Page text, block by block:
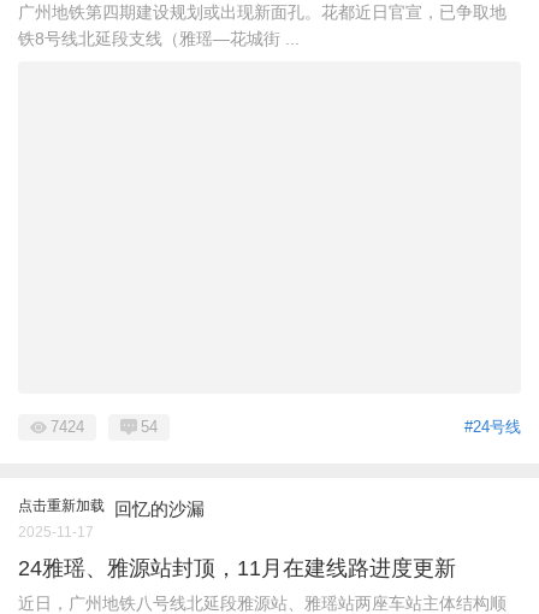
广州地铁第四期建设规划或出现新面孔。花都近日官宣，已争取地
铁8号线北延段支线（雅瑶—花城街 ...
#24号线
7424 54
点击重新加载 回忆的沙漏
2025-11-17
24雅瑶、雅源站封顶，11月在建线路进度更新
近日，广州地铁八号线北延段雅源站、雅瑶站两座车站主体结构顺